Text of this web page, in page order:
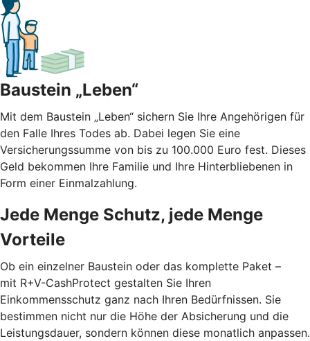
Baustein „Leben“
Mit dem Baustein „Leben“ sichern Sie Ihre Angehörigen für
den Falle Ihres Todes ab. Dabei legen Sie eine
Versicherungssumme von bis zu 100.000 Euro fest. Dieses
Geld bekommen Ihre Familie und Ihre Hinterbliebenen in
Form einer Einmalzahlung.
Jede Menge Schutz, jede Menge
Vorteile
Ob ein einzelner Baustein oder das komplette Paket –
mit R+V-CashProtect gestalten Sie Ihren
Einkommensschutz ganz nach Ihren Bedürfnissen. Sie
bestimmen nicht nur die Höhe der Absicherung und die
Leistungsdauer, sondern können diese monatlich anpassen.